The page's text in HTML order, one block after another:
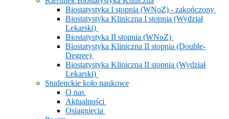
Biostatystyka I stopnia (WNoZ) - zakończony
Biostatystyka Kliniczna I stopnia (Wydział
Lekarski)
Biostatystyka II stopnia (WNoZ)
Biostatystyka Kliniczna II stopnia (Double-
Degree)
Biostatystyka Kliniczna II stopnia (Wydział
Lekarski)
Studenckie koło naukowe
O nas
Aktualności
Osiągnięcia